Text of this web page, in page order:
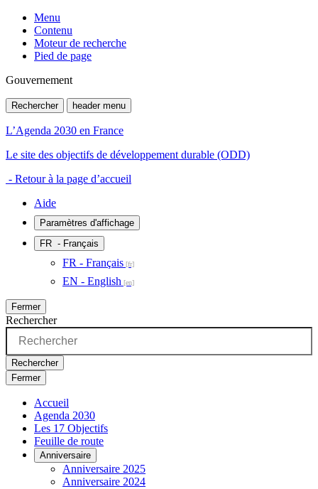
Menu
Contenu
Moteur de recherche
Pied de page
Gouvernement
Rechercher header menu
L’Agenda 2030 en France
Le site des objectifs de développement durable (ODD)
- Retour à la page d’accueil
Aide
Paramètres d'affichage
FR - Français
FR - Français
EN - English
Fermer
Rechercher
Rechercher
Fermer
Accueil
Agenda 2030
Les 17 Objectifs
Feuille de route
Anniversaire
Anniversaire 2025
Anniversaire 2024